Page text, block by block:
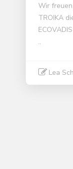
Wir
TROIKA
..
Lea